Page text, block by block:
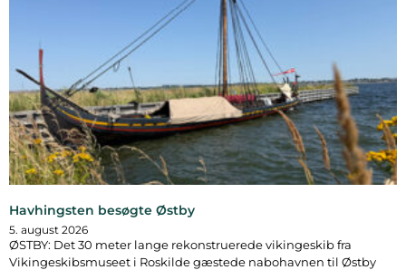
Havhingsten besøgte Østby
5. august 2026
ØSTBY: Det 30 meter lange rekonstruerede vikingeskib fra
Vikingeskibsmuseet i Roskilde gæstede nabohavnen til Østby